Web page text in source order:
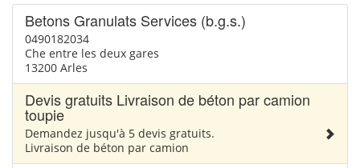
Betons Granulats Services (b.g.s.)
0490182034
Che entre les deux gares
13200 Arles
Devis gratuits Livraison de béton par camion
toupie
Demandez jusqu'à 5 devis gratuits.
Livraison de béton par camion